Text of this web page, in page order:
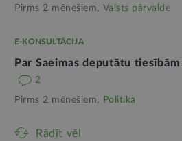
Pirms 2 mēnešiem, Valsts pārvalde
E-KONSULTĀCIJA
Par Saeimas deputātu
2
Pirms 2 mēnešiem, Politika
Rādīt vēl